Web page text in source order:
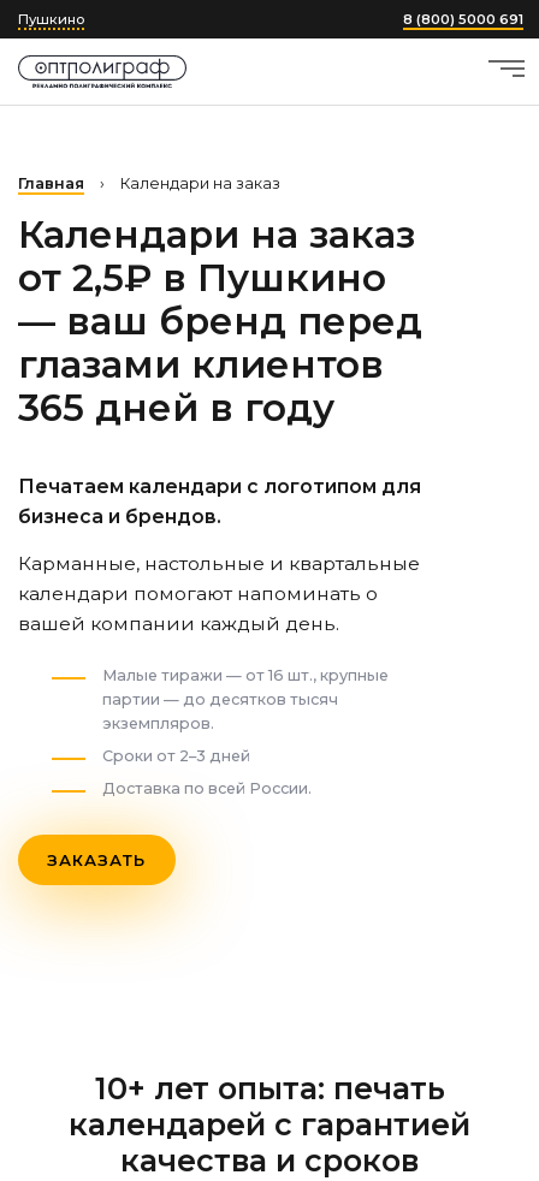
Пушкино 8 (800) 5000 691
Главная › Календари на заказ
Календари на заказ
от 2,5₽ в Пушкино
— ваш бренд перед
глазами клиентов
365 дней в году
Печатаем календари с логотипом для
бизнеса и брендов.
Карманные, настольные и квартальные
календари помогают напоминать о
вашей компании каждый день.
Малые тиражи — от 16 шт., крупные
партии — до десятков тысяч
экземпляров.
Сроки от 2–3 дней
Доставка по всей России.
ЗАКАЗАТЬ
10+ лет опыта: печать
календарей с гарантией
качества и сроков